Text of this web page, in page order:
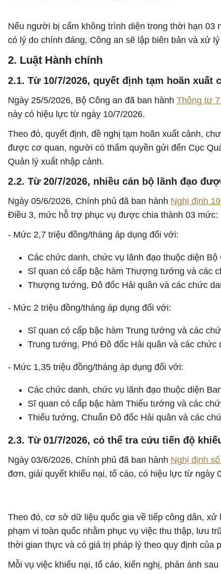
Nếu người bị cấm không trình diện trong thời hạn 03
có lý do chính đáng, Công an sẽ lập biên bản và xử
2. Luật Hành chính
2.1. Từ 10/7/2026, quyết định tạm hoãn
Ngày 25/5/2026, Bộ Công an đã ban hành Thông tư
này có hiệu lực từ ngày 10/7/2026.
Theo đó, quyết định, đề nghị tạm hoãn xuất cảnh,
được cơ quan, người có thẩm quyền gửi đến Cục
Quản lý xuất nhập cảnh.
2.2. Từ 20/7/2026, nhiều cán bộ lãnh đạo
Ngày 05/6/2026, Chính phủ đã ban hành Nghị định
Điều 3, mức hỗ trợ phục vụ được chia thành 03 mức:
- Mức 2,7 triệu đồng/tháng áp dụng đối với:
Các chức danh, chức vụ lãnh đạo thuộc diện Bộ
Sĩ quan có cấp bậc hàm Thượng tướng và các
Thượng tướng, Đô đốc Hải quân và các chức
- Mức 2 triệu đồng/tháng áp dụng đối với:
Sĩ quan có cấp bậc hàm Trung tướng và các
Trung tướng, Phó Đô đốc Hải quân và các
- Mức 1,35 triệu đồng/tháng áp dụng đối với:
Các chức danh, chức vụ lãnh đạo thuộc diện
Sĩ quan có cấp bậc hàm Thiếu tướng và các
Thiếu tướng, Chuẩn Đô đốc Hải quân và các
2.3. Từ 01/7/2026, có thể tra cứu tiến độ
Ngày 03/6/2026, Chính phủ đã ban hành Nghị định
đơn, giải quyết khiếu nại, tố cáo, có hiệu lực từ ngày
Theo đó, cơ sở dữ liệu quốc gia về tiếp công dân,
phạm vi toàn quốc nhằm phục vụ việc thu thập, lưu
thời gian thực và có giá trị pháp lý theo quy định của
Mỗi vụ việc khiếu nại, tố cáo, kiến nghị, phản ánh